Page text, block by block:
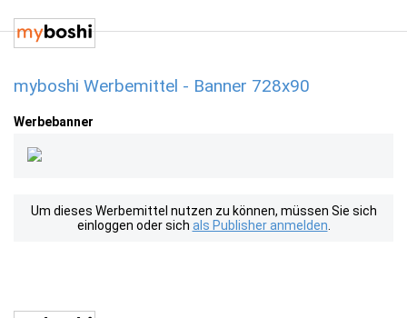
myboshi Werbemittel - Banner 728x90
Werbebanner
Um dieses Werbemittel nutzen zu können, müssen Sie sich
einloggen oder sich als Publisher anmelden